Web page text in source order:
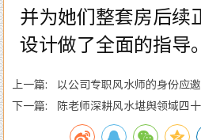
并为她们整套房后续
设计做了全面的指导。
上一篇: 以公司专职风水师的身份应
成立5周年庆典
下一篇: 陈老师深耕风水堪舆领域四